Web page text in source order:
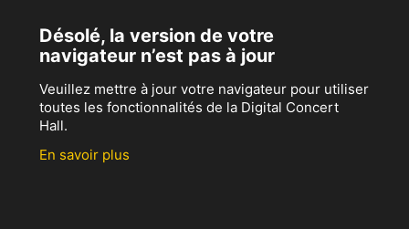
Désolé, la version de votre
navigateur n’est pas à jour
Veuillez mettre à jour votre navigateur pour utiliser
toutes les fonctionnalités de la Digital Concert
Hall.
En savoir plus